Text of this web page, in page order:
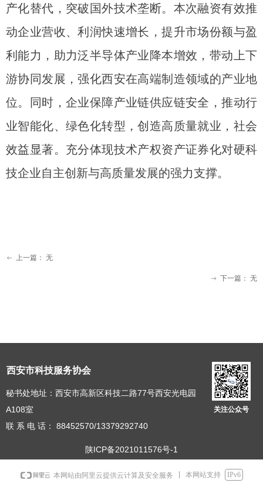
产化替代，突破国外技术垄断。本次融资有效推
动企业营收、利润快速增长，提升市场份额与盈
利能力，助力泛半导体产业降本增效，带动上下
游协同发展，强化西安在高端制造领域的产业地
位。同时，企业保障产业链供应链安全，推动行
业智能化、绿色化转型，创造高质量就业，社会
效益显著。充分体现技术产权资产证券化对硬科
技企业自主创新与高质量发展的强力支撑。
ꂃ 上一篇： 无
ꁹ 下一篇： 无
西安市科技服务协会
秘书处地址：西安市高新区科技二路77号西安光电园
A108室
联 系 电 话： 88452570/13379292740
陕ICP备2021011576号-1
关注公众号
本网站由阿里云提供云计算及安全服务 本网站支持 IPv6